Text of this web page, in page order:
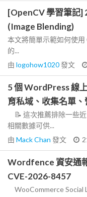
[OpenCV 學習筆記]
(Image Blending)
本文將簡單示範如何使
的...
由 logohow1020發文
5 個 WordPress 線
育私域、收集名單
📝 這次推薦排除一些
相關數據可供...
由 Mack Chan 發文
Wordfence 資安通
CVE-2026-8457
WooCommerce Social